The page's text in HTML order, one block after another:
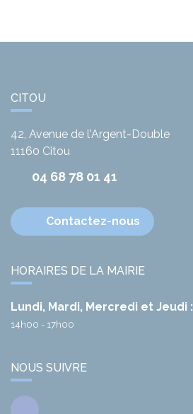
CITOU
42, Avenue de l'Argent-Double
11160 Citou
04 68 78 01 41
Contactez-nous
HORAIRES DE LA MAIRIE
Lundi, Mardi, Mercredi et Jeudi :
14h00 - 17h00
NOUS SUIVRE